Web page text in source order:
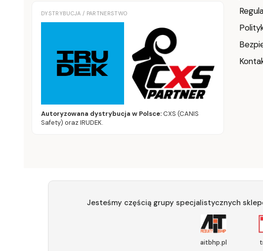
DYSTRYBUCJA / PARTNERSTWO
Autoryzowana dystrybucja w Polsce:CXS (CANIS
Safety) oraz IRUDEK.
Jesteśmy częścią grupy specjalistycznych
aitbhp.pl